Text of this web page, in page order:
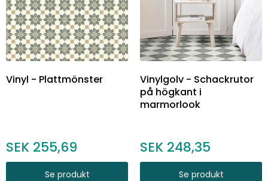
Vinyl - Plattmönster
255,69
Se produkt
Vinylgolv - Schackrutor
på högkant i
marmorlook
248,35
Se produkt